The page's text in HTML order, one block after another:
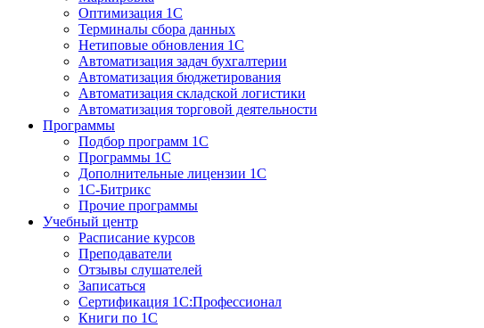
Оптимизация 1С
Терминалы сбора данных
Нетиповые обновления 1С
Автоматизация задач бухгалтерии
Автоматизация бюджетирования
Автоматизация складской логистики
Автоматизация торговой деятельности
Программы
Подбор программ 1С
Программы 1С
Дополнительные лицензии 1С
1С-Битрикс
Прочие программы
Учебный центр
Расписание курсов
Преподаватели
Отзывы слушателей
Записаться
Сертификация 1С:Профессионал
Книги по 1С